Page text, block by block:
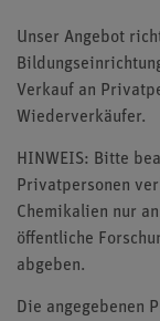
Unser Angebot
Verkauf an
Wiederverkäufer.
HINWEIS: Bitte
Privatpersonen
Chemikalien nur
öffentliche
abgeben.
Die angegebenen